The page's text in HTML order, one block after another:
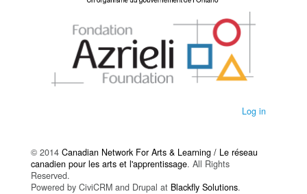
Log in
© 2014 Canadian Network For Arts & Learning / Le réseau
canadien pour les arts et l'apprentissage. All Rights
Reserved.
Powered by CiviCRM and Drupal at Blackfly Solutions.